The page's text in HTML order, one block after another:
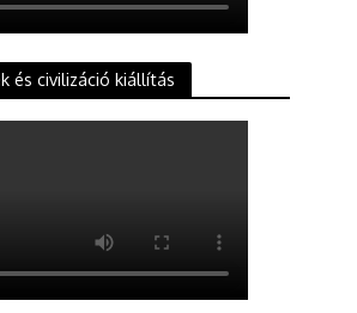
és civilizáció kiállítás